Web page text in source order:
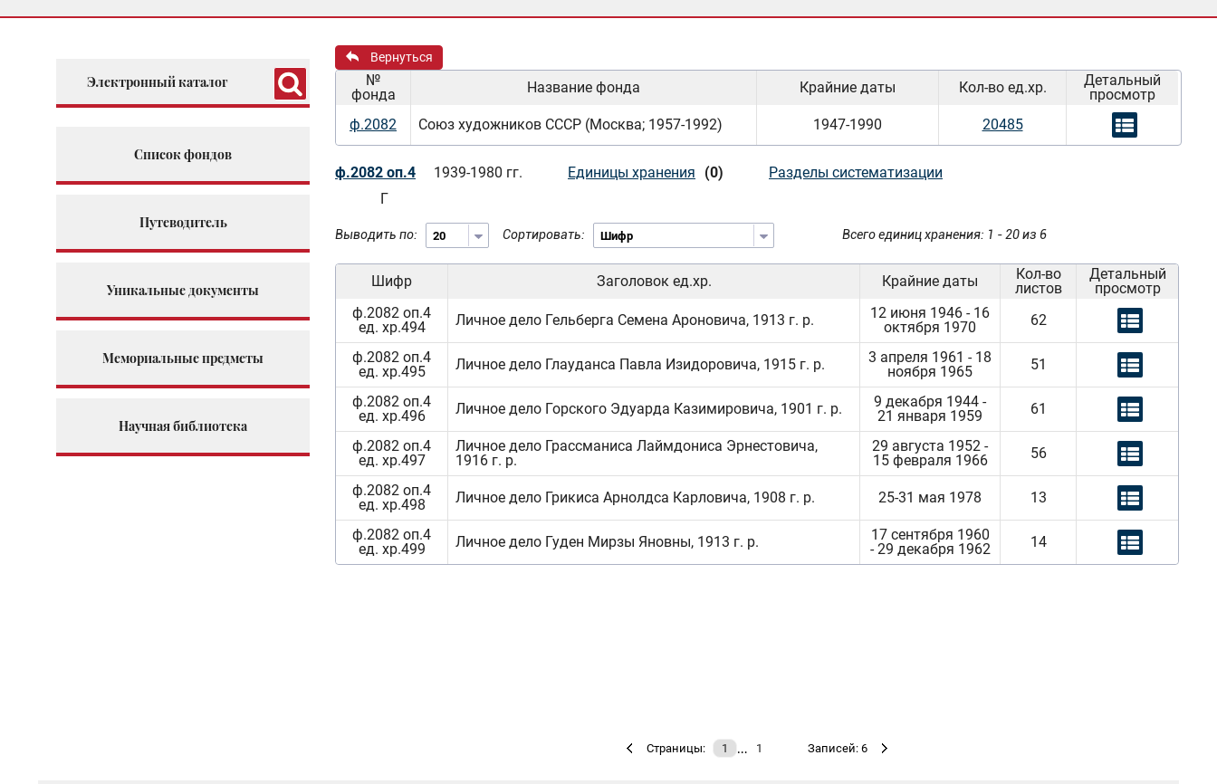
Электронный каталог
Список фондов
Путеводитель
Уникальные документы
Мемориальные предметы
Научная библиотека
Вернуться
№
фонда
Название фонда Крайние даты Кол-во ед.хр.
Детальный
просмотр
ф.2082
Союз художников СССР (Москва; 1957-1992) 1947-1990 20485
ф.2082 оп.4 1939-1980 гг. Единицы хранения (0)
Разделы систематизации
Г
Выводить по: Сортировать: Всего единиц хранения: 1 - 20 из 6
Шифр Заголовок ед.хр. Крайние даты
Кол-во
листов
Детальный
просмотр
ф.2082 оп.4
ед. хр.494
Личное дело Гельберга Семена Ароновича, 1913 г. р.
12 июня 1946 - 16
октября 1970
62
ф.2082 оп.4
ед. хр.495
Личное дело Глауданса Павла Изидоровича, 1915 г. р.
3 апреля 1961 - 18
ноября 1965
51
ф.2082 оп.4
ед. хр.496
Личное дело Горского Эдуарда Казимировича, 1901 г. р.
9 декабря 1944 -
21 января 1959
61
ф.2082 оп.4
ед. хр.497
Личное дело Грассманиса Лаймдониса Эрнестовича,
1916 г. р.
29 августа 1952 -
15 февраля 1966
56
ф.2082 оп.4
ед. хр.498
Личное дело Грикиса Арнолдса Карловича, 1908 г. р. 25-31 мая 1978 13
ф.2082 оп.4
ед. хр.499
Личное дело Гуден Мирзы Яновны, 1913 г. р.
17 сентября 1960
- 29 декабря 1962
14
Страницы: 1 … 1 Записей: 6